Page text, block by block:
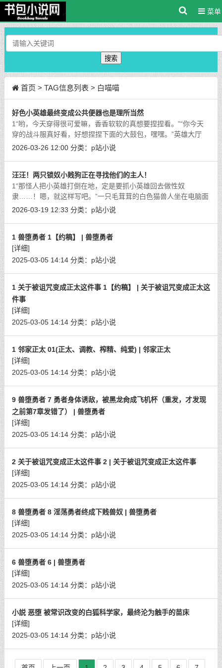
菜单
搜索
首页 > TAG信息列表 > 白喵喵
好色小英雄最终变成公共便器也是理所当然
1“哟，今天穿得很可爱嘛，香香软软的真想要捏捏看。”“你今天
穿的战斗服真好看，好想捏捏下面的大鼓包，嘿嘿。”英雄大厅
中，一个活泼可爱，头顶长着一对兽耳，脑后系着一根长须辫的
2026-03-26 12:00 分类： p站小说
汪汪！两只锁奴小贱狗正在寻找他们的主人！
1“那怪人把小英雄打倒在地，定是要抓小英雄回去做性奴
隶……！嗯，就这样写吧。”一只毛茸茸的白色猫兽人坐在电脑面
前，爪子在面前的键盘上飞快敲击着，将自己脑海中小英雄被怪
2026-03-19 12:33 分类： p站小说
1 兽堕勇者 1【约稿】 | 兽堕勇者
[详细]
2025-03-05 14:14 分类： p站小说
1 关于被诅咒变成正太这件事 1【约稿】 | 关于被诅咒变成正太这
件事
[详细]
2025-03-05 14:14 分类： p站小说
1 邻家正太 01(正太、调教、榨精、纯爱) | 邻家正太
[详细]
2025-03-05 14:14 分类： p站小说
9 兽堕勇者 7 勇者身体诱敌，被黑龙肏成飞机杯（重发，才发现
之前第7章发错了） | 兽堕勇者
[详细]
2025-03-05 14:14 分类： p站小说
2 关于被诅咒变成正太这件事 2 | 关于被诅咒变成正太这件事
[详细]
2025-03-05 14:14 分类： p站小说
8 兽堕勇者 8 淫荡勇者终成下贱兽奴 | 兽堕勇者
[详细]
2025-03-05 14:14 分类： p站小说
6 兽堕勇者 6 | 兽堕勇者
[详细]
2025-03-05 14:14 分类： p站小说
小説 恶堕 被常识改变的白狐科学家，最终沦为触手的苗床
[详细]
2025-03-05 14:14 分类： p站小说